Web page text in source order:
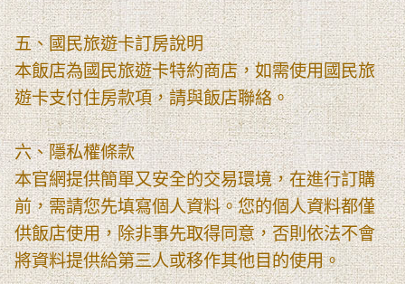
五、國民旅遊卡訂房說明
本飯店為國民旅遊卡特約商店，如需使用國民旅
遊卡支付住房款項，請與飯店聯絡。
六、隱私權條款
本官網提供簡單又安全的交易環境，在進行訂購
前，需請您先填寫個人資料。您的個人資料都僅
供飯店使用，除非事先取得同意，否則依法不會
將資料提供給第三人或移作其他目的使用。